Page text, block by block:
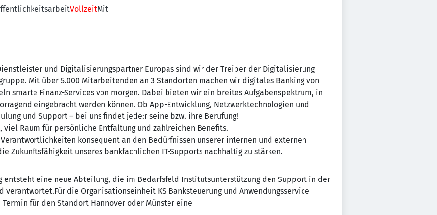
VollzeitMit
und Digitalisierungspartner Europas sind wir der Treiber der Digitalisierung
Mit über 5.000 Mitarbeitenden an 3 Standorten machen wir digitales Banking von
smarte Finanz-Services von morgen. Dabei bieten wir ein breites Aufgabenspektrum, in
eingebracht werden können. Ob App-Entwicklung, Netzwerktechnologien und
und Support – bei uns findet jede:r seine bzw. ihre Berufung!
viel Raum für persönliche Entfaltung und zahlreichen Benefits.
konsequent an den Bedürfnissen unserer internen und externen
Zukunftsfähigkeit unseres bankfachlichen IT-Supports nachhaltig zu stärken.
entsteht eine neue Abteilung, die im Bedarfsfeld Institutsunterstützung den Support in der
die Organisationseinheit KS Banksteuerung und Anwendungsservice
für den Standort Hannover oder Münster eine